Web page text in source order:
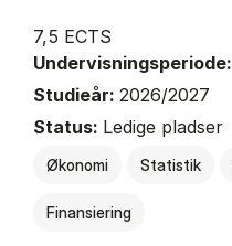
7,5 ECTS
Undervisningsperiode:
Studieår: 2026/2027
Status: Ledige pladser
Økonomi Statistik
Finansiering